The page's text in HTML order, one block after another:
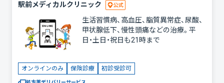
駅前メディカルクリニック
生活習慣病、高血圧、脂質異常症、尿酸、
甲状腺低下、慢性頭痛などの治療。平
日・土日・祝日も21時まで
オンラインのみ 保険診療 初診受診可